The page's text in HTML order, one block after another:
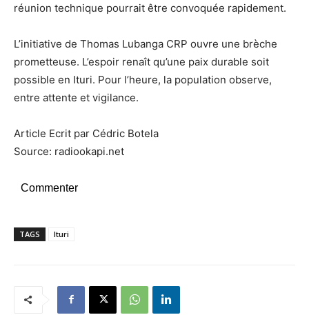
réunion technique pourrait être convoquée rapidement.
L’initiative de Thomas Lubanga CRP ouvre une brèche
prometteuse. L’espoir renaît qu’une paix durable soit
possible en Ituri. Pour l’heure, la population observe,
entre attente et vigilance.
Article Ecrit par Cédric Botela
Source: radiookapi.net
Commenter
TAGS Ituri